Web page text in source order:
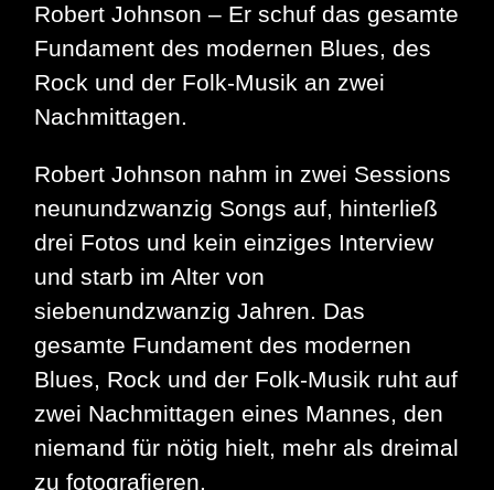
Robert Johnson – Er schuf das gesamte
Fundament des modernen Blues, des
Rock und der Folk-Musik an zwei
Nachmittagen.
Robert Johnson nahm in zwei Sessions
neunundzwanzig Songs auf, hinterließ
drei Fotos und kein einziges Interview
und starb im Alter von
siebenundzwanzig Jahren. Das
gesamte Fundament des modernen
Blues, Rock und der Folk-Musik ruht auf
zwei Nachmittagen eines Mannes, den
niemand für nötig hielt, mehr als dreimal
zu fotografieren.